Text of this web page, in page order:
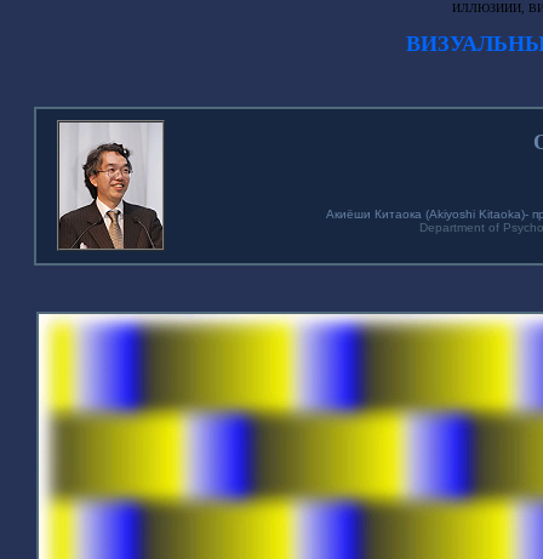
ИЛЛЮЗИИИ,
Акиёши Китаока (Akiyoshi Kitaoka)-
Department of